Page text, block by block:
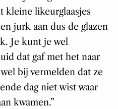
kleine likeurglaasjes
jurk aan dus de glazen
Je kunt je wel
dat gaf met het naar
bij vermelden dat ze
dag niet wist waar
kwamen.”